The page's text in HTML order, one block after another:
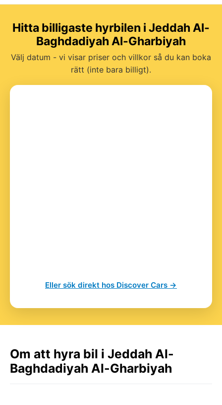
Hitta billigaste hyrbilen i Jeddah Al-
Baghdadiyah Al-Gharbiyah
Välj datum - vi visar priser och villkor så du kan boka
rätt (inte bara billigt).
Eller sök direkt hos Discover Cars →
Om att hyra bil i Jeddah Al-
Baghdadiyah Al-Gharbiyah